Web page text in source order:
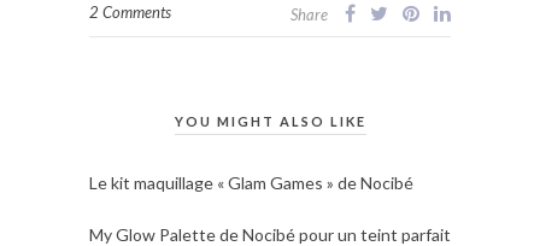
2 Comments Share
YOU MIGHT ALSO LIKE
Le kit maquillage « Glam Games » de Nocibé
My Glow Palette de Nocibé pour un teint parfait